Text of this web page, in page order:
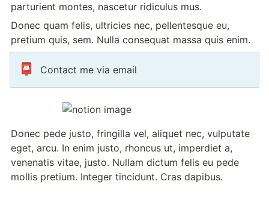
parturient montes, nascetur ridiculus mus.
Donec quam felis, ultricies nec, pellentesque eu,
pretium quis, sem. Nulla consequat massa quis enim.
📮 Contact me via email
Donec pede justo, fringilla vel, aliquet nec, vulputate
eget, arcu. In enim justo, rhoncus ut, imperdiet a,
venenatis vitae, justo. Nullam dictum felis eu pede
mollis pretium. Integer tincidunt. Cras dapibus.